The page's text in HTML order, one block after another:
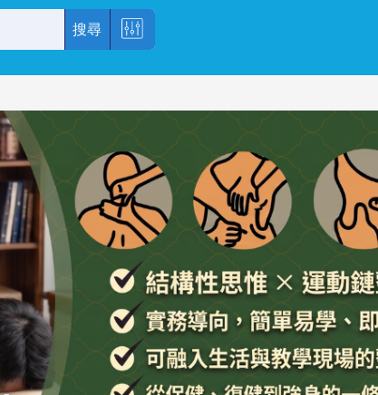
搜尋